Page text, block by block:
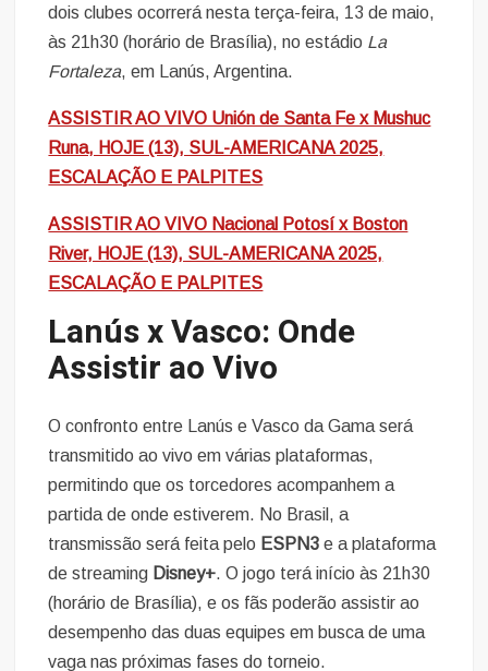
dois clubes ocorrerá nesta terça-feira, 13 de maio,
às 21h30 (horário de Brasília), no estádio La
Fortaleza, em Lanús, Argentina.
ASSISTIR AO VIVO Unión de Santa Fe x Mushuc
Runa, HOJE (13), SUL-AMERICANA 2025,
ESCALAÇÃO E PALPITES
ASSISTIR AO VIVO Nacional Potosí x Boston
River, HOJE (13), SUL-AMERICANA 2025,
ESCALAÇÃO E PALPITES
Lanús x Vasco: Onde
Assistir ao Vivo
O confronto entre Lanús e Vasco da Gama será
transmitido ao vivo em várias plataformas,
permitindo que os torcedores acompanhem a
partida de onde estiverem. No Brasil, a
transmissão será feita pelo ESPN3 e a plataforma
de streaming Disney+. O jogo terá início às 21h30
(horário de Brasília), e os fãs poderão assistir ao
desempenho das duas equipes em busca de uma
vaga nas próximas fases do torneio.